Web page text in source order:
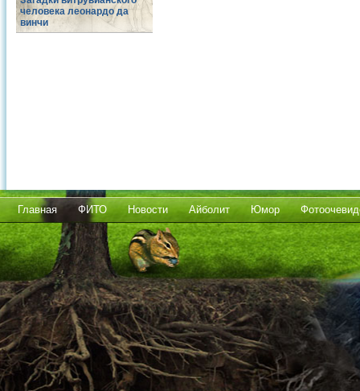
человека леонардо да
винчи
Главная ФИТО Новости Айболит Юмор